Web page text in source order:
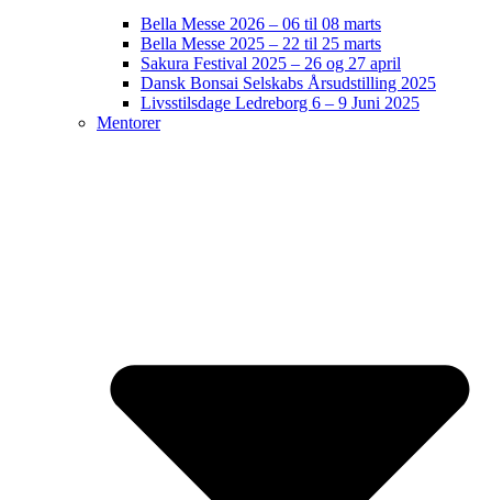
Bella Messe 2026 – 06 til 08 marts
Bella Messe 2025 – 22 til 25 marts
Sakura Festival 2025 – 26 og 27 april
Dansk Bonsai Selskabs Årsudstilling 2025
Livsstilsdage Ledreborg 6 – 9 Juni 2025
Mentorer